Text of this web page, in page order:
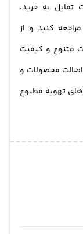
به خرید،
کنید و از
متنوع و کیفیت
اصالت محصولات و
تهویه مطبوع